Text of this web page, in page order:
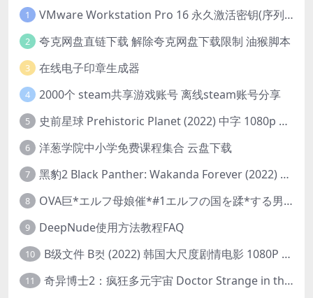
1 VMware Workstation Pro 16 永久激活密钥(序列号)
2 夸克网盘直链下载 解除夸克网盘下载限制 油猴脚本
3 在线电子印章生成器
4 2000个 steam共享游戏账号 离线steam账号分享
5 史前星球 Prehistoric Planet (2022) 中字 1080p 高清 阿里云盘 2022.5.27已更新全集
6 洋葱学院中小学免费课程集合 云盘下载
7 黑豹2 Black Panther: Wakanda Forever (2022) 高清版
8 OVA巨*エルフ母娘催*#1エルフの国を蹂*する男。汚された女王と姫
9 DeepNude使用方法教程FAQ
10 B级文件 B컷 (2022) 韩国大尺度剧情电影 1080P 中字
11 奇异博士2：疯狂多元宇宙 Doctor Strange in the Multiverse of Madness (2022) 高清版1080p